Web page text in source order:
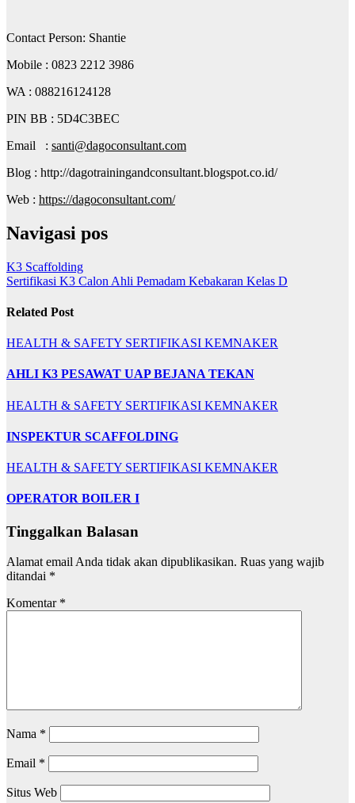
Contact Person: Shantie
Mobile : 0823 2212 3986
WA : 088216124128
PIN BB : 5D4C3BEC
Email : santi@dagoconsultant.com
Blog : http://dagotrainingandconsultant.blogspot.co.id/
Web : https://dagoconsultant.com/
Navigasi pos
K3 Scaffolding
Sertifikasi K3 Calon Ahli Pemadam Kebakaran Kelas D
Related Post
HEALTH & SAFETY SERTIFIKASI KEMNAKER
AHLI K3 PESAWAT UAP BEJANA TEKAN
HEALTH & SAFETY SERTIFIKASI KEMNAKER
INSPEKTUR SCAFFOLDING
HEALTH & SAFETY SERTIFIKASI KEMNAKER
OPERATOR BOILER I
Tinggalkan Balasan
Alamat email Anda tidak akan dipublikasikan. Ruas yang wajib
ditandai *
Komentar *
Nama *
Email *
Situs Web